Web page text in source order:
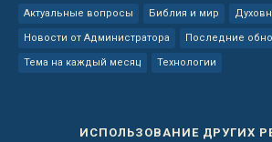
Актуальные вопросы Библия и мир
Новости от Администратора Последние
Тема на каждый месяц Технологии
ИСПОЛЬЗОВАНИЕ ДРУГИХ